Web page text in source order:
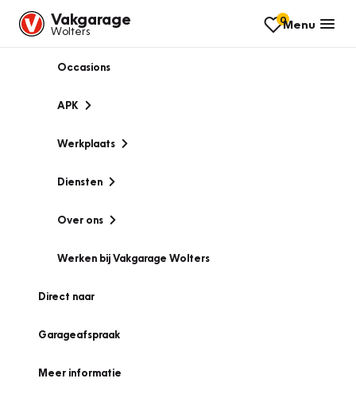
Vakgarage
Wolters
0Menu
Occasions
APK
Werkplaats
Diensten
Over ons
Werken bij Vakgarage Wolters
Direct naar
Garageafspraak
Meer informatie